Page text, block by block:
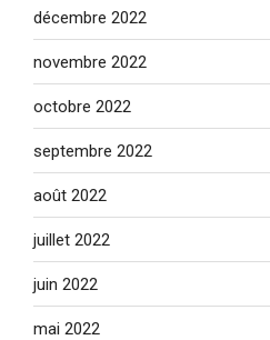
décembre 2022
novembre 2022
octobre 2022
septembre 2022
août 2022
juillet 2022
juin 2022
mai 2022